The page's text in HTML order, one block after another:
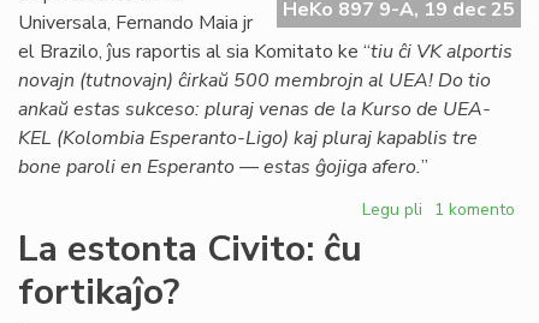
kaj
Hamas
HeKo 897 9-A, 19 dec 25
Universala, Fernando Maia jr
el Brazilo, ĵus raportis al sia Komitato ke “tiu ĉi VK alportis
novajn (tutnovajn) ĉirkaŭ 500 membrojn al UEA! Do tio
ankaŭ estas sukceso: pluraj venas de la Kurso de UEA-
KEL (Kolombia Esperanto-Ligo) kaj pluraj kapablis tre
bone paroli en Esperanto — estas ĝojiga afero.”
Legu pli pri1 komento
La estonta Civito: ĉu
fortikaĵo?